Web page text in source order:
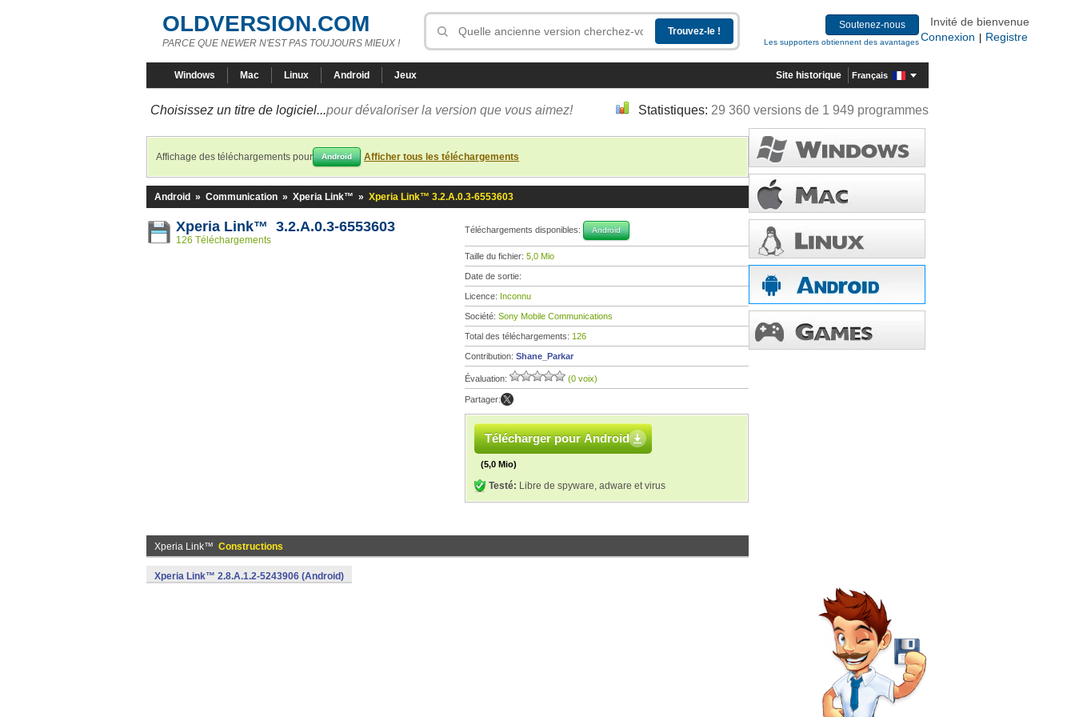
OLDVERSION.COM
PARCE QUE NEWER N'EST PAS TOUJOURS MIEUX !
Soutenez-nous
Les supporters obtiennent des avantages
Invité de bienvenue
Connexion
Registre
Windows Mac Linux Android Jeux Site historique Français
Choisissez un titre de logiciel...pour dévaloriser la version que vous aimez! Statistiques: 29 360 versions de 1 949 programmes
Affichage des téléchargements pour Android Afficher tous les téléchargements
Android » Communication » Xperia Link™ » Xperia Link™ 3.2.A.0.3-6553603
Xperia Link™ 3.2.A.0.3-6553603
126 Téléchargements
Téléchargements disponibles: Android
Taille du fichier: 5,0 Mio
Date de sortie:
Licence: Inconnu
Société: Sony Mobile Communications
Total des téléchargements: 126
Contribution: Shane_Parkar
Évaluation: (0 voix)
Partager:
Télécharger pour Android
(5,0 Mio)
Testé: Libre de spyware, adware et virus
Xperia Link™ Constructions
Xperia Link™ 2.8.A.1.2-5243906 (Android)